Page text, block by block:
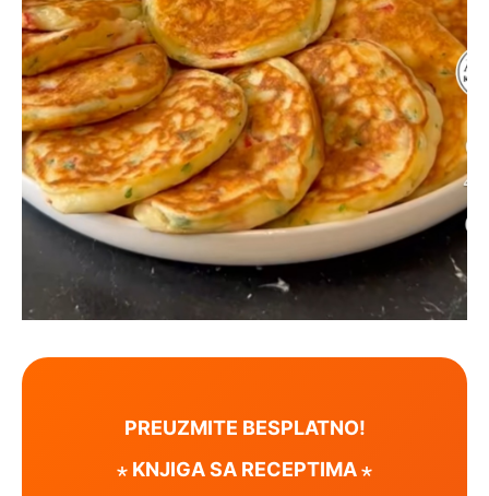
PREUZMITE BESPLATNO!
⋆ KNJIGA SA RECEPTIMA ⋆